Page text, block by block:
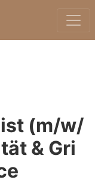
(m/w/
& Gri